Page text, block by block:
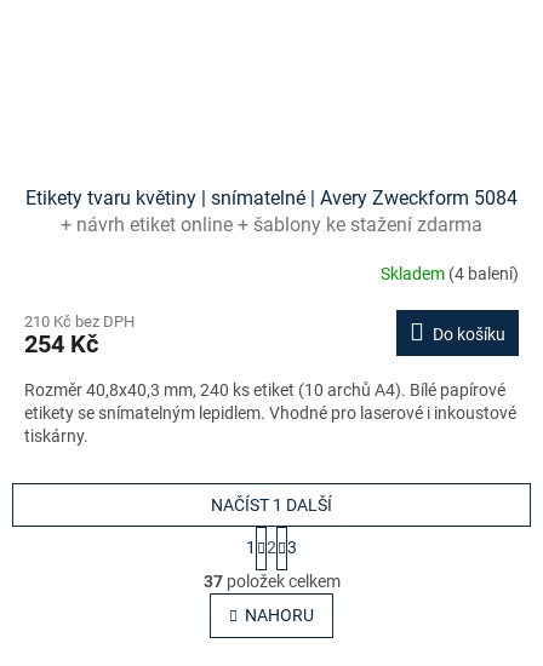
Etikety tvaru květiny | snímatelné | Avery Zweckform 5084
+ návrh etiket online + šablony ke stažení zdarma
Skladem (4 balení)
210 Kč bez DPH
254 Kč Do košíku
Rozměr 40,8x40,3 mm, 240 ks etiket (10 archů A4). Bílé papírové
etikety se snímatelným lepidlem. Vhodné pro laserové i inkoustové
tiskárny.
O
v
l
á
NAČÍST 1 DALŠÍ
S
t
r
á
n
k
1 2 3
37položek celkem
NAHORU